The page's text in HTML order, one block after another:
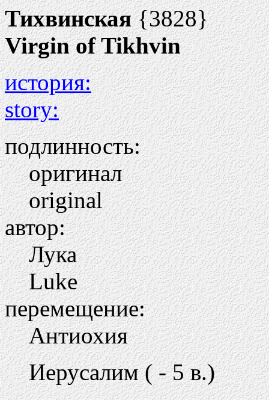
Тихвинская{3828}
Virgin of Tikhvin
история:
story:
подлинность:
оригинал
original
автор:
Лука
Luke
перемещение:
Антиохия
Иерусалим ( - 5 в.)